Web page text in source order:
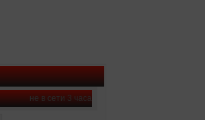
не в сети 3 часа